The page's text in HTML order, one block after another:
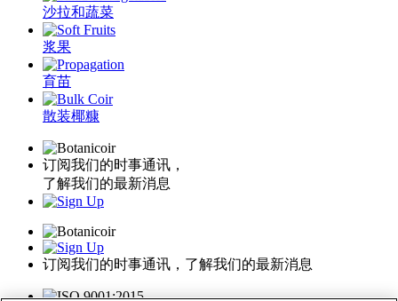
沙拉和蔬菜
浆果
育苗
散装椰糠
订阅我们的时事通讯，
了解我们的最新消息
订阅我们的时事通讯，了解我们的最新消息